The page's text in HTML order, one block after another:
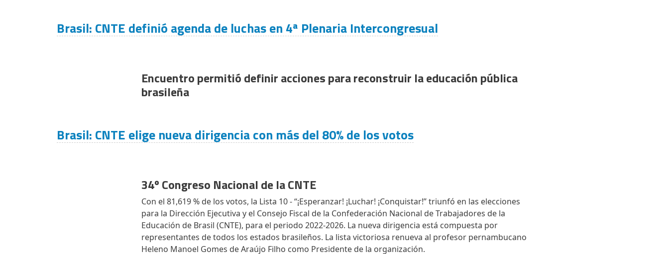
Brasil: CNTE definió agenda de luchas en 4ª Plenaria Intercongresual
Encuentro permitió definir acciones para reconstruir la educación pública
brasileña
Brasil: CNTE elige nueva dirigencia con más del 80% de los votos
34º Congreso Nacional de la CNTE
Con el 81,619 % de los votos, la Lista 10 - “¡Esperanzar! ¡Luchar! ¡Conquistar!” triunfó en las elecciones
para la Dirección Ejecutiva y el Consejo Fiscal de la Confederación Nacional de Trabajadores de la
Educación de Brasil (CNTE), para el periodo 2022-2026. La nueva dirigencia está compuesta por
representantes de todos los estados brasileños. La lista victoriosa renueva al profesor pernambucano
Heleno Manoel Gomes de Araújo Filho como Presidente de la organización.